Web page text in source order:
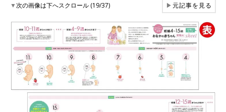
▼次の画像は下へスクロール (19/37) ▶元記事を見る